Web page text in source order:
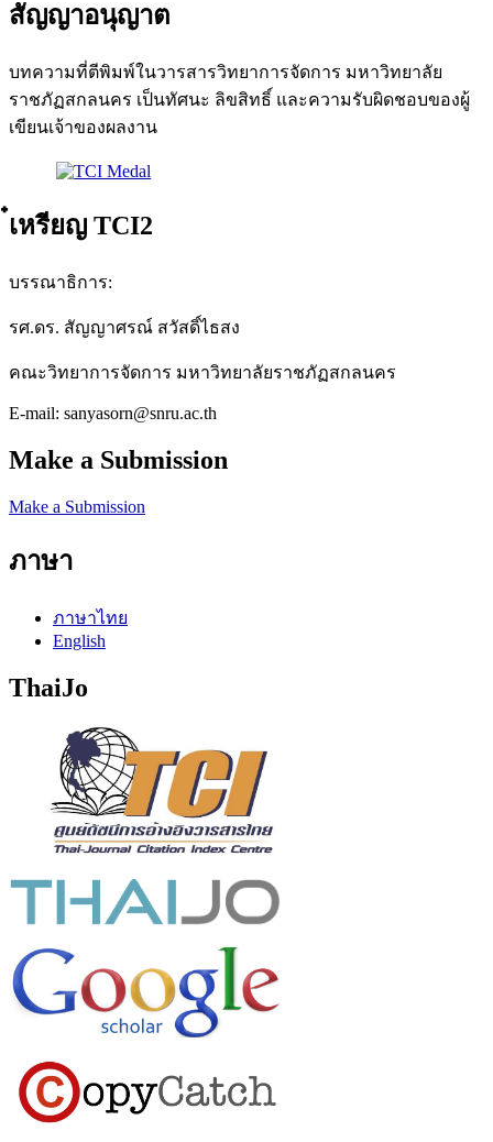
สัญญาอนุญาต
บทความที่ตีพิมพ์ในวารสารวิทยาการจัดการ มหาวิทยาลัย
ราชภัฏสกลนคร เป็นทัศนะ ลิขสิทธิ์ และความรับผิดชอบของผู้
เขียนเจ้าของผลงาน
๋เหรียญ TCI2
บรรณาธิการ:
รศ.ดร. สัญญาศรณ์ สวัสดิ์ไธสง
คณะวิทยาการจัดการ มหาวิทยาลัยราชภัฏสกลนคร
E-mail: sanyasorn@snru.ac.th
Make a Submission
Make a Submission
ภาษา
ภาษาไทย
English
ThaiJo